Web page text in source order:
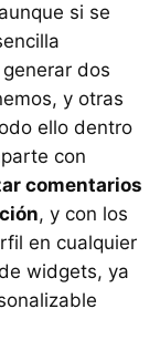
si se
dos
y otras
ello dentro
con
comentarios
, y con los
en cualquier
widgets, ya